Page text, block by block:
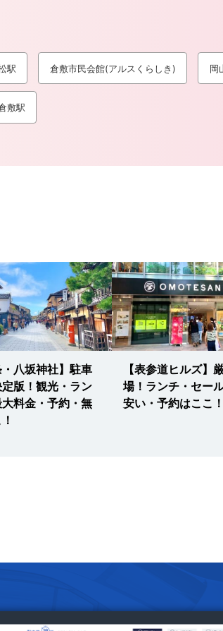
駅 倉敷市民会館(アルスくらしき) 岡
敷駅
・八坂神社】駐車
版！観光・ラン
料金・予約・無
【表参道ヒルズ】
場！ランチ・セー
安い・予約はここ！